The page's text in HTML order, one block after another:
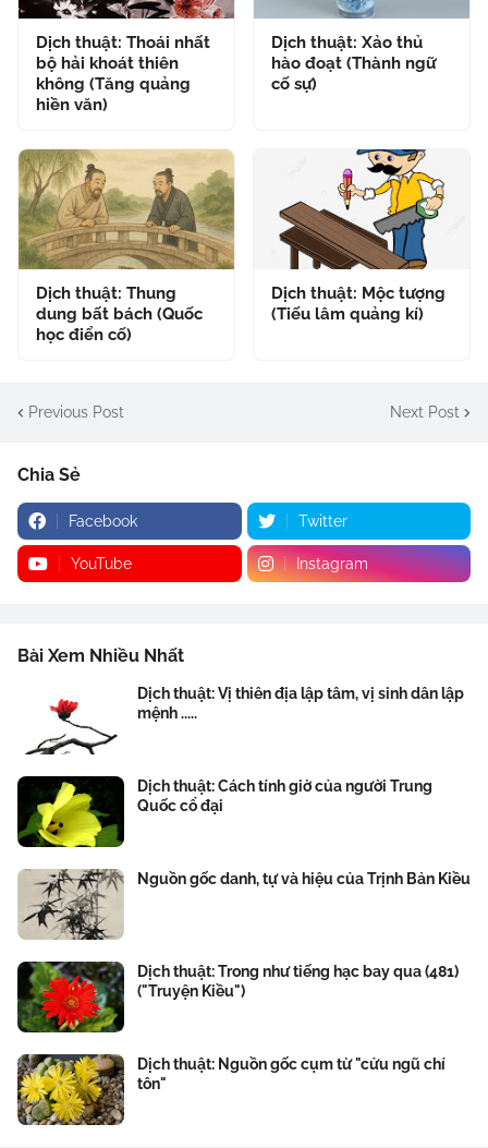
Dịch thuật: Thoái nhất
bộ hải khoát thiên
không (Tăng quảng
hiền văn)
Dịch thuật: Xảo thủ
hào đoạt (Thành ngữ
cố sự)
Dịch thuật: Thung
dung bất bách (Quốc
học điển cố)
Dịch thuật: Mộc tượng
(Tiếu lâm quảng kí)
Previous Post Next Post
Chia Sẻ
Facebook Twitter
YouTube Instagram
Bài Xem Nhiều Nhất
Dịch thuật: Vị thiên địa lập tâm, vị sinh dân lập
mệnh .....
Dịch thuật: Cách tính giờ của người Trung
Quốc cổ đại
Nguồn gốc danh, tự và hiệu của Trịnh Bản Kiều
Dịch thuật: Trong như tiếng hạc bay qua (481)
("Truyện Kiều")
Dịch thuật: Nguồn gốc cụm từ "cửu ngũ chí
tôn"